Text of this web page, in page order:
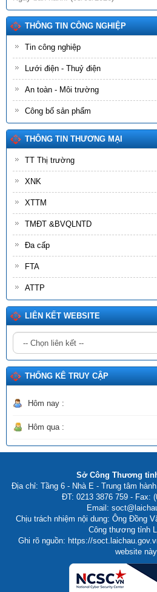
Số:1044/QĐ-UBND
Tên:(Quyết định ban hành Khung
mục dữ liệu dùng chung tỉnh Lai Châu)
Ngày ban hành: (09/07/2026)
Số: 1864/SCT-VP
(V/v triển khai thực hiện triển
UBND ngày 03/5/2026 của UBND
khoa học, công nghệ và đổi mới
bàn tỉnh Lai Châu)
Ngày ban hành: (03/05/2026)
17/2026/TT-BCT
Tên:(Thông tư hướng dẫn thực hiện
thuộc Bộ tiêu chí quốc gia về xã
2030 thuộc phạm vi quản lý nhà
Ngày ban hành: (23/04/2026)
Số:1875/SCT-VP
Tên:(V/v triển khai thực hiện
và Kế hoạch bảo đảm an ninh
Ngày ban hành: (09/05/2026)
Số:180/2026/NĐ-CP
Tên:(Nghị định Quy định về dịch vụ
của rừng)
Ngày ban hành: (02/06/2026)
Tên:(Thông tư triển khai thực hiện
BCT ngày 08/6/2026 của Bộ Công
phát triển công nghiệp sinh học
Ngày ban hành: (20/06/2026)
THÔNG TIN CÔNG NGHIỆP
Tin công nghiệp
Lưới điện - Thuỷ điện
An toàn - Môi trường
Công bố sản phẩm
THÔNG TIN THƯƠNG MẠI
TT Thị trường
XNK
XTTM
TMĐT &BVQLNTD
Đa cấp
FTA
ATTP
LIÊN KẾT WEBSITE
THỐNG KÊ TRUY CẬP
Hôm nay :
Hôm qua :
Sở Công Thương
Địa chỉ: Tầng 6 - Nhà E - Trung tâm
ĐT: 0213 3876 759 - Fax:
Email:
Chịu trách nhiệm nội dung: Ông Đồng
Công thương tỉnh
Ghi rõ nguồn: https://
website này